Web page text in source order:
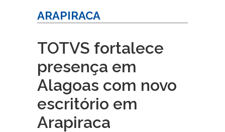
ARAPIRACA
TOTVS fortalece
presença em
Alagoas com novo
escritório em
Arapiraca